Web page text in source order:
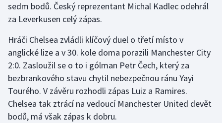
Rychlobruslení
Rychlostní kanoistika
Short track
Sportovní střelba
Stolní tenis
sedm bodů. Český reprezentant Michal Kadlec odehrál
za Leverkusen celý zápas.
Hráči Chelsea zvládli klíčový duel o třetí místo v
anglické lize a v 30. kole doma porazili Manchester City
2:0. Zasloužil se o to i gólman Petr Čech, který za
bezbrankového stavu chytil nebezpečnou ránu Yayi
Tourého. V závěru rozhodli zápas Luiz a Ramires.
Chelsea tak ztrácí na vedoucí Manchester United devět
bodů, má však zápas k dobru.